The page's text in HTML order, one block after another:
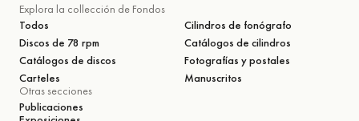
Explora la collección de Fondos
Todos
Cilindros de fonógrafo
Discos de 78 rpm
Catálogos de cilindros
Catálogos de discos
Fotografías y postales
Carteles
Manuscritos
Otras secciones
Publicaciones